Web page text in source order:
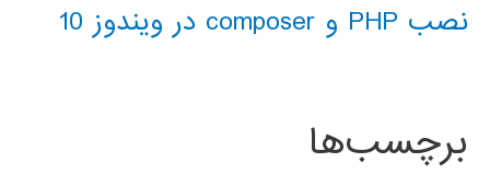
نصب PHP و composer در ویندوز 10
برچسب‌ها